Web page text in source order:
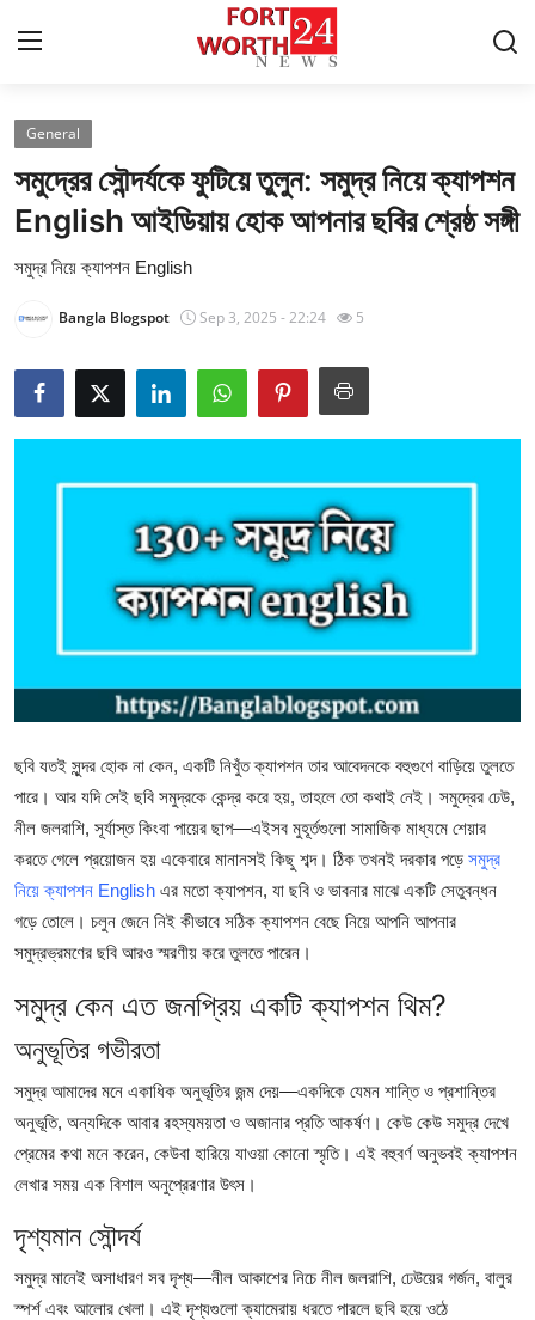
Home
Contact
Press Release
Privacy Policy
About
Guest Posting
Advertise with US
Business
Finance
Tech
General
Top 10
How To
General
সমুদ্রের সৌন্দর্যকে ফুটিয়ে তুলুন: সমুদ্র নিয়ে ক্যাপশন
English আইডিয়ায় হোক আপনার ছবির শ্রেষ্ঠ সঙ্গী
সমুদ্র নিয়ে ক্যাপশন English
Bangla Blogspot Sep 3, 2025 - 22:24 5
ছবি যতই সুন্দর হোক না কেন, একটি নিখুঁত ক্যাপশন তার আবেদনকে বহুগুণে বাড়িয়ে তুলতে
পারে। আর যদি সেই ছবি সমুদ্রকে কেন্দ্র করে হয়, তাহলে তো কথাই নেই। সমুদ্রের ঢেউ,
নীল জলরাশি, সূর্যাস্ত কিংবা পায়ের ছাপ—এইসব মুহূর্তগুলো সামাজিক মাধ্যমে শেয়ার
করতে গেলে প্রয়োজন হয় একেবারে মানানসই কিছু শব্দ। ঠিক তখনই দরকার পড়ে সমুদ্র
নিয়ে ক্যাপশন English এর মতো ক্যাপশন, যা ছবি ও ভাবনার মাঝে একটি সেতুবন্ধন
গড়ে তোলে। চলুন জেনে নিই কীভাবে সঠিক ক্যাপশন বেছে নিয়ে আপনি আপনার
সমুদ্রভ্রমণের ছবি আরও স্মরণীয় করে তুলতে পারেন।
সমুদ্র কেন এত জনপ্রিয় একটি ক্যাপশন থিম?
অনুভূতির গভীরতা
সমুদ্র আমাদের মনে একাধিক অনুভূতির জন্ম দেয়—একদিকে যেমন শান্তি ও প্রশান্তির
অনুভূতি, অন্যদিকে আবার রহস্যময়তা ও অজানার প্রতি আকর্ষণ। কেউ কেউ সমুদ্র দেখে
প্রেমের কথা মনে করেন, কেউবা হারিয়ে যাওয়া কোনো স্মৃতি। এই বহুবর্ণ অনুভবই ক্যাপশন
লেখার সময় এক বিশাল অনুপ্রেরণার উৎস।
দৃশ্যমান সৌন্দর্য
সমুদ্র মানেই অসাধারণ সব দৃশ্য—নীল আকাশের নিচে নীল জলরাশি, ঢেউয়ের গর্জন, বালুর
স্পর্শ এবং আলোর খেলা। এই দৃশ্যগুলো ক্যামেরায় ধরতে পারলে ছবি হয়ে ওঠে